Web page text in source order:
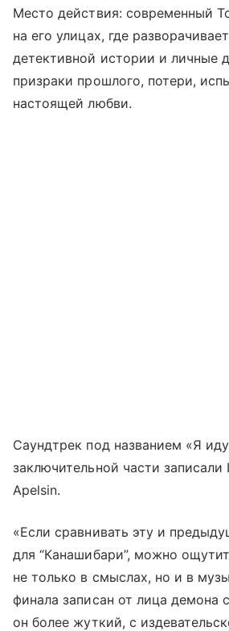
Место действия: современный
на его улицах, где
детективной истории и личные
призраки прошлого, потери,
настоящей любви.
Саундтрек под названием «Я
заключительной части записали
Apelsin.
«Если сравнивать эту и
для “Канашибари”, можно
не только в смыслах, но и в
финала записан от лица демона
он более жуткий, с